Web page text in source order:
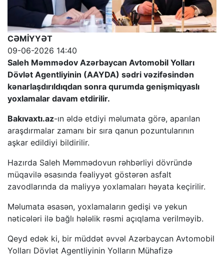
CƏMİYYƏT
09-06-2026 14:40
Saleh Məmmədov Azərbaycan Avtomobil Yolları
Dövlət Agentliyinin (AAYDA) sədri vəzifəsindən
kənarlaşdırıldıqdan sonra qurumda genişmiqyaslı
yoxlamalar davam etdirilir.
Bakıvaxtı.az-ın əldə etdiyi məlumata görə, aparılan
araşdırmalar zamanı bir sıra qanun pozuntularının
aşkar edildiyi bildirilir.
Hazırda Saleh Məmmədovun rəhbərliyi dövründə
müqavilə əsasında fəaliyyət göstərən asfalt
zavodlarında da maliyyə yoxlamaları həyata keçirilir.
Məlumata əsasən, yoxlamaların gedişi və yekun
nəticələri ilə bağlı hələlik rəsmi açıqlama verilməyib.
Qeyd edək ki, bir müddət əvvəl Azərbaycan Avtomobil
Yolları Dövlət Agentliyinin Yolların Mühafizə